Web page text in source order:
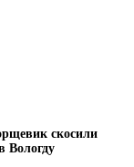
скосили
Вологду